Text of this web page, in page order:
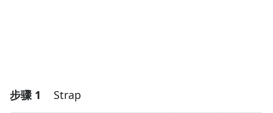
步骤 1 Strap